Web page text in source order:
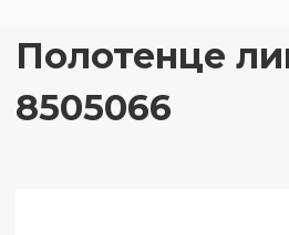
Полотенце
8505066